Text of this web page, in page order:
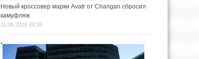
Новый кроссовер марки Avatr от Changan сбросил
камуфляж
11.05.2024 03:30